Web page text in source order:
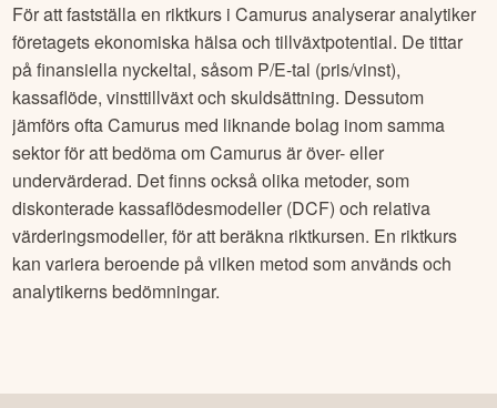
För att fastställa en riktkurs iCamurusanalyserar analytiker
företagets ekonomiska hälsa och tillväxtpotential. De tittar
på finansiella nyckeltal, såsom P/E-tal (pris/vinst),
kassaflöde, vinsttillväxt och skuldsättning. Dessutom
jämförs oftaCamurus med liknande bolag inom samma
sektor för att bedöma omCamurusär över- eller
undervärderad. Det finns också olika metoder, som
diskonterade kassaflödesmodeller (DCF) och relativa
värderingsmodeller, för att beräkna riktkursen. En riktkurs
kan variera beroende på vilken metod som används och
analytikerns bedömningar.